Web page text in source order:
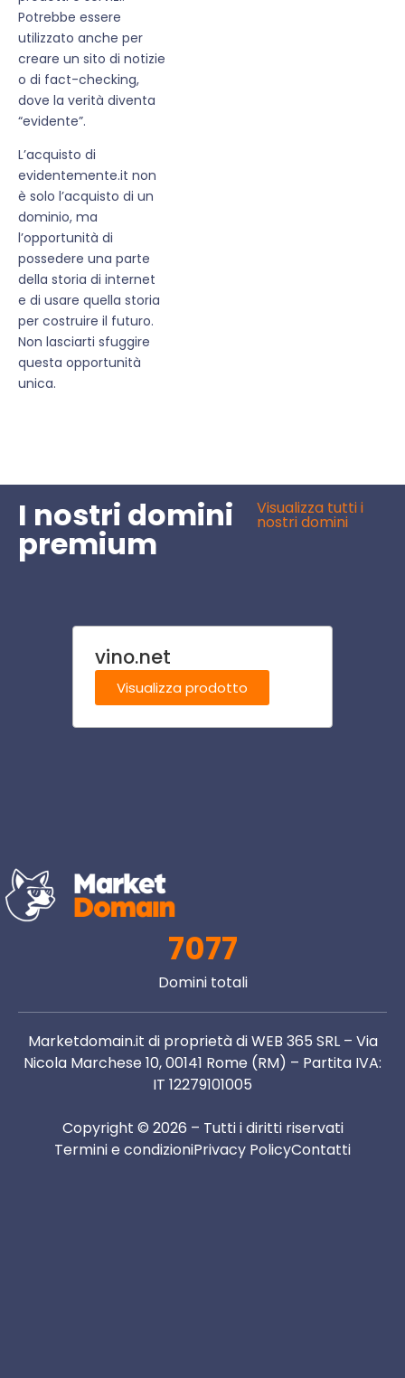
Potrebbe essere
utilizzato anche per
creare un sito di notizie
o di fact-checking,
dove la verità diventa
“evidente”.
L’acquisto di
evidentemente.it non
è solo l’acquisto di un
dominio, ma
l’opportunità di
possedere una parte
della storia di internet
e di usare quella storia
per costruire il futuro.
Non lasciarti sfuggire
questa opportunità
unica.
I nostri domini
premium
Visualizza tutti i
nostri domini
vino.net
Visualizza prodotto
7077
Domini totali
Marketdomain.it di proprietà di WEB 365 SRL – Via
Nicola Marchese 10, 00141 Rome (RM) – Partita IVA:
IT 12279101005
Copyright © 2026 – Tutti i diritti riservati
Termini e condizioniPrivacy PolicyContatti